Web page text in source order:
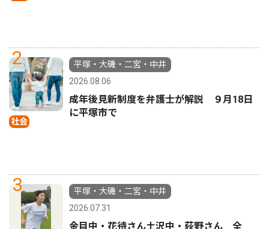
2
社会
平塚・大磯・二宮・中井
2026.08.06
成年後見新制度を弁護士が解説 ９月18日
に平塚市で
3
平塚・大磯・二宮・中井
2026.07.31
金目中・花待さん土沢中・荻野さん 全